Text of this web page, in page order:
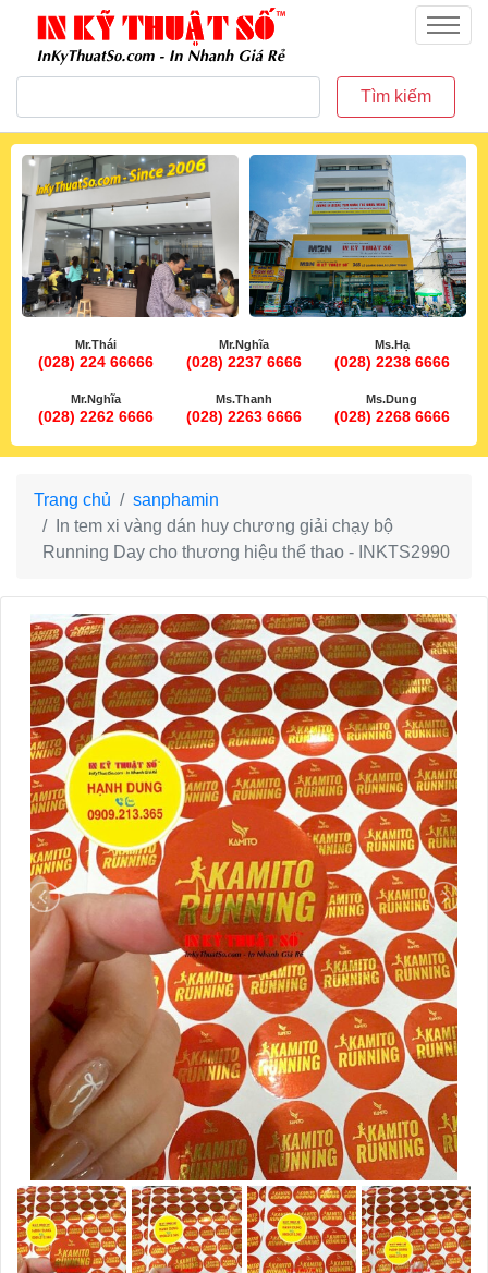
inkythuatso.com
Menu
Tìm kiếm
Mr.Thái
(028) 224 66666
Mr.Nghĩa
(028) 2237 6666
Ms.Hạ
(028) 2238 6666
Mr.Nghĩa
(028) 2262 6666
Ms.Thanh
(028) 2263 6666
Ms.Dung
(028) 2268 6666
Trang chủ
sanphamin
In tem xi vàng dán huy chương giải chạy bộ
Running Day cho thương hiệu thể thao - INKTS2990